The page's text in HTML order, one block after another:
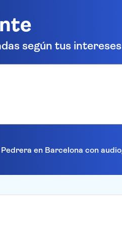
según tus intereses
en Barcelona con